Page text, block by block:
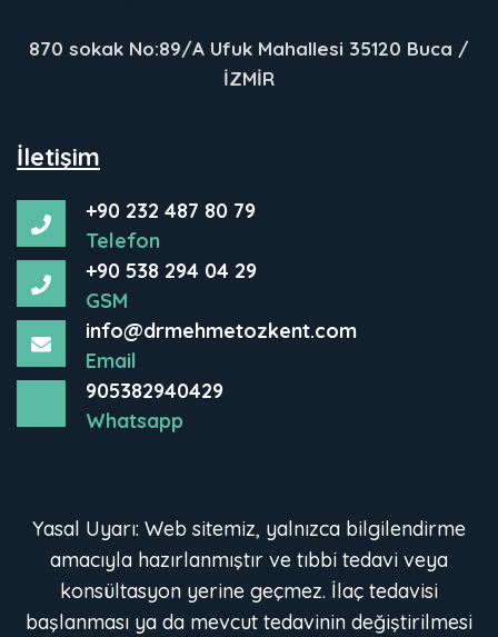
870 sokak No:89/A Ufuk Mahallesi 35120 Buca /
İZMİR
İletişim
+90 232 487 80 79
Telefon
+90 538 294 04 29
GSM
info@drmehmetozkent.com
Email
905382940429
Whatsapp
Yasal Uyarı: Web sitemiz, yalnızca bilgilendirme
amacıyla hazırlanmıştır ve tıbbi tedavi veya
konsültasyon yerine geçmez. İlaç tedavisi
başlanması ya da mevcut tedavinin değiştirilmesi